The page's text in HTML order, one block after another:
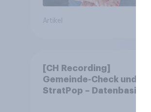
Artikel
[CH Recording]
Gemeinde-Check und
StratPop – Datenbasierte